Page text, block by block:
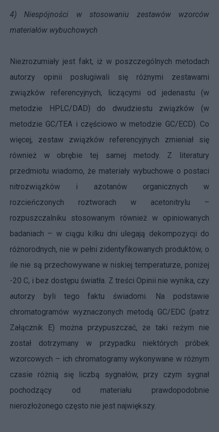
4) Niespójności w stosowaniu zestawów wzorców
materiałów wybuchowych
Niezrozumiały jest fakt, iż w poszczególnych metodach
autorzy opinii posługiwali się różnymi zestawami
związków referencyjnych, liczącymi od jedenastu (w
metodzie HPLC/DAD) do dwudziestu związków (w
metodzie GC/TEA i częściowo w metodzie GC/ECD). Co
więcej, zestaw związków referencyjnych zmieniał się
również w obrębie tej samej metody. Z literatury
przedmiotu wiadomo, że materiały wybuchowe o postaci
nitrozwiązków i azotanów organicznych w
rozcieńczonych roztworach w acetonitrylu –
rozpuszczalniku stosowanym również w opiniowanych
badaniach – w ciągu kilku dni ulegają dekompozycji do
różnorodnych, nie w pełni zidentyfikowanych produktów, o
ile nie są przechowywane w niskiej temperaturze, poniżej
-20 C, i bez dostępu światła. Z treści Opinii nie wynika, czy
autorzy byli tego faktu świadomi. Na podstawie
chromatogramów wyznaczonych metodą GC/EDC (patrz
Załącznik E) można przypuszczać, że taki reżym nie
został dotrzymany w przypadku niektórych próbek
wzorcowych – ich chromatogramy wykonywane w różnym
czasie różnią się liczbą sygnałów, przy czym sygnał
pochodzący od materiału prawdopodobnie
nierozłożonego często nie jest największy.